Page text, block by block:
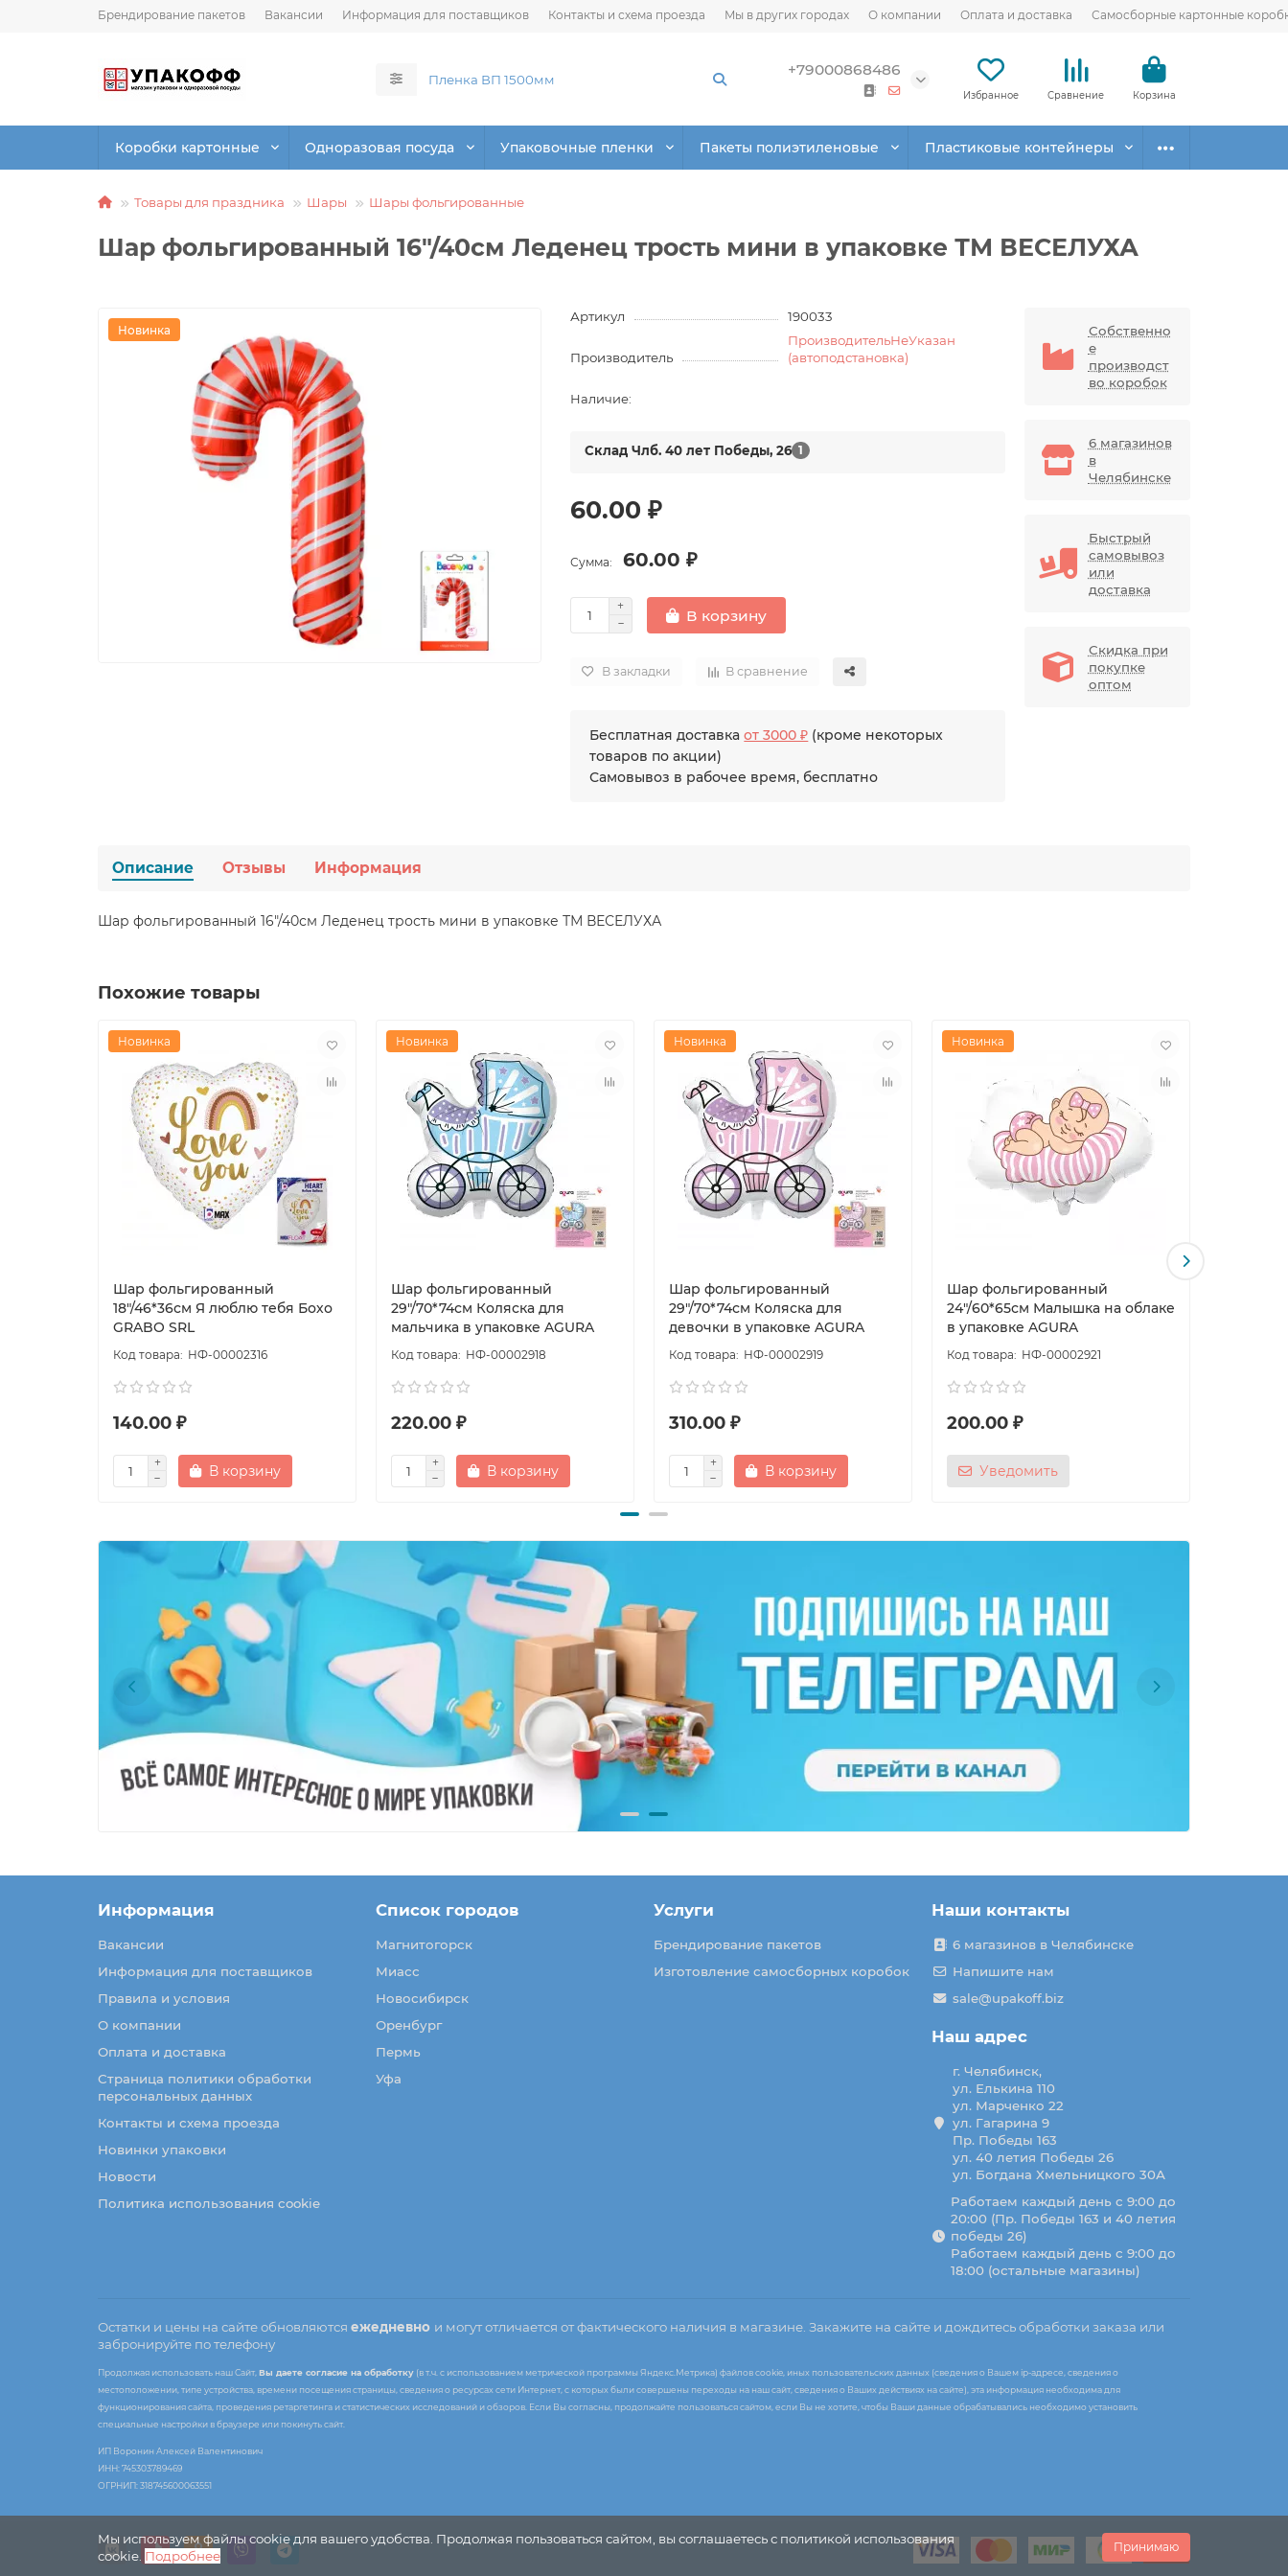
Брендирование пакетов Вакансии Информация для поставщиков Контакты и схема проезда Мы в других городах О компании Оплата и доставка Самосборные картонные
+79000868486
Избранное Сравнение Корзина
Коробки картонные Одноразовая посуда Упаковочные пленки Пакеты полиэтиленовые Пластиковые контейнеры
Товары для праздника Шары Шары фольгированные
Шар фольгированный 16"/40см Леденец трость мини в упаковке ТМ ВЕСЕЛУХА
Новинка
Артикул 190033
Производитель
ПроизводительНеУказан
(автоподстановка)
Наличие:
Склад Члб. 40 лет Победы, 26 1
60.00 ₽
Сумма: 60.00 ₽
В корзину
В закладки В сравнение
Бесплатная доставкаот 3000 ₽ (кроме некоторых
товаров по акции)
Самовывоз в рабочее время, бесплатно
Собственно
е
производст
во коробок
6 магазинов
в
Челябинске
Быстрый
самовывоз
или
доставка
Скидка при
покупке
оптом
Описание Отзывы Информация
Шар фольгированный 16"/40см Леденец трость мини в упаковке ТМ ВЕСЕЛУХА
Похожие товары
Новинка
Шар фольгированный
18"/46*36см Я люблю тебя Бохо
GRABO SRL
НФ-00002316
140.00 ₽
В корзину
Новинка
Шар фольгированный
29"/70*74см Коляска для
мальчика в упаковке AGURA
НФ-00002918
220.00 ₽
В корзину
Новинка
Шар фольгированный
29"/70*74см Коляска для
девочки в упаковке AGURA
НФ-00002919
310.00 ₽
В корзину
Новинка
Шар фольгированный
24"/60*65см Малышка на облаке
в упаковке AGURA
НФ-00002921
200.00 ₽
Уведомить
Мы используем файлы cookie для вашего удобства. Продолжая пользоваться сайтом, вы соглашаетесь с политикой использования
cookie. Подробнее
Принимаю
Информация
Вакансии
Информация для поставщиков
Правила и условия
О компании
Оплата и доставка
Страница политики обработки
персональных данных
Контакты и схема проезда
Новинки упаковки
Новости
Политика использования cookie
Список городов
Магнитогорск
Миасс
Новосибирск
Оренбург
Пермь
Уфа
Услуги
Брендирование пакетов
Изготовление самосборных коробок
Наши контакты
6 магазинов в Челябинске
Напишите нам
sale@upakoff.biz
Наш адрес
г. Челябинск,
ул. Елькина 110
ул. Марченко 22
ул. Гагарина 9
Пр. Победы 163
ул. 40 летия Победы 26
ул. Богдана Хмельницкого 30А
Работаем каждый день с 9:00 до
20:00 (Пр. Победы 163 и 40 летия
победы 26)
Работаем каждый день с 9:00 до
18:00 (остальные магазины)
Остатки и цены на сайте обновляются ежедневно и могут отличается от фактического наличия в магазине. Закажите на сайте и дождитесь обработки заказа или
забронируйте по телефону
Продолжая использовать наш Сайт,Вы даете согласие на обработку (в т.ч. с использованием метрической программы Яндекс.Метрика) файлов cookie, иных пользовательских данных (сведения о Вашем ip-адресе, сведения о
местоположении, типе устройства, времени посещения страницы, сведения о ресурсах сети Интернет, с которых были совершены переходы на наш сайт, сведения о Ваших действиях на сайте), эта информация необходима для
функционирования сайта, проведения ретаргетинга и статистических исследований и обзоров. Если Вы согласны, продолжайте пользоваться сайтом, если Вы не хотите, чтобы Ваши данные обрабатывались необходимо установить
специальные настройки в браузере или покинуть сайт.
ИП Воронин Алексей Валентинович
ИНН: 745303789469
ОГРНИП: 318745600063551